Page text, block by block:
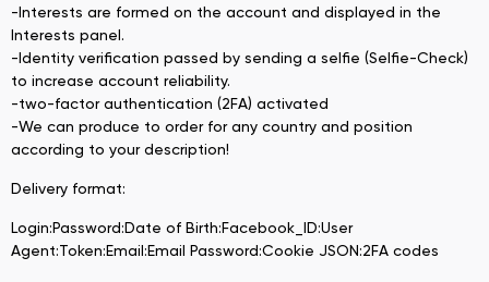
-Interests are formed on the account and displayed in the
Interests panel.
-Identity verification passed by sending a selfie (Selfie-Check)
to increase account reliability.
-two-factor authentication (2FA) activated
-We can produce to order for any country and position
according to your description!
Delivery format:
Login:Password:Date of Birth:Facebook_ID:User
Agent:Token:Email:Email Password:Cookie JSON:2FA codes